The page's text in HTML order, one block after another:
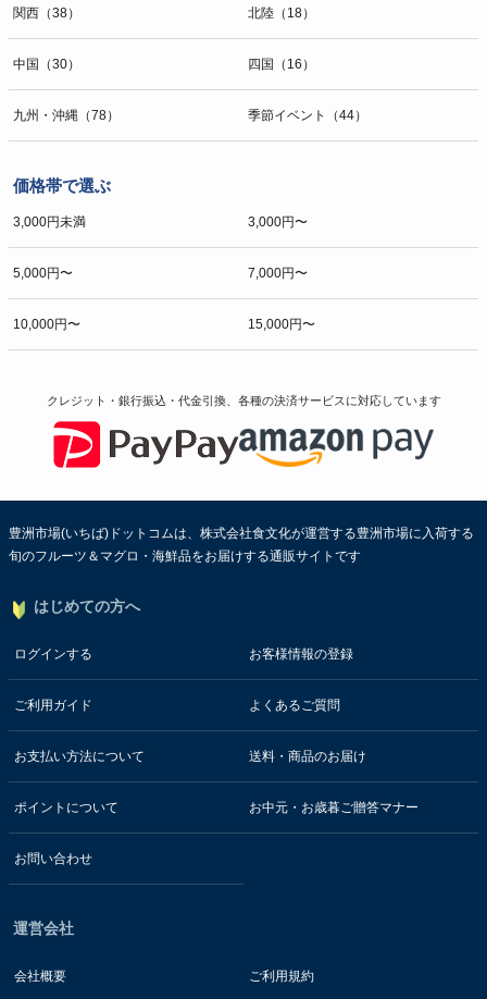
関西（38） 北陸（18）
中国（30） 四国（16）
九州・沖縄（78） 季節イベント（44）
価格帯で選ぶ
3,000円未満 3,000円〜
5,000円〜 7,000円〜
10,000円〜 15,000円〜
クレジット・銀行振込・代金引換、各種の決済サービスに対応しています
豊洲市場(いちば)ドットコムは、株式会社食文化が運営する豊洲市場に入荷する
旬のフルーツ＆マグロ・海鮮品をお届けする通販サイトです
はじめての方へ
ログインする お客様情報の登録
ご利用ガイド よくあるご質問
お支払い方法について 送料・商品のお届け
ポイントについて お中元・お歳暮ご贈答マナー
お問い合わせ
運営会社
会社概要 ご利用規約